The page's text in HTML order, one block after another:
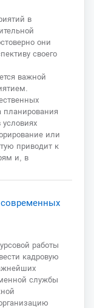
в
они
своего
важной
планирования
или
приводит к
и, в
работы
кадровую
службы